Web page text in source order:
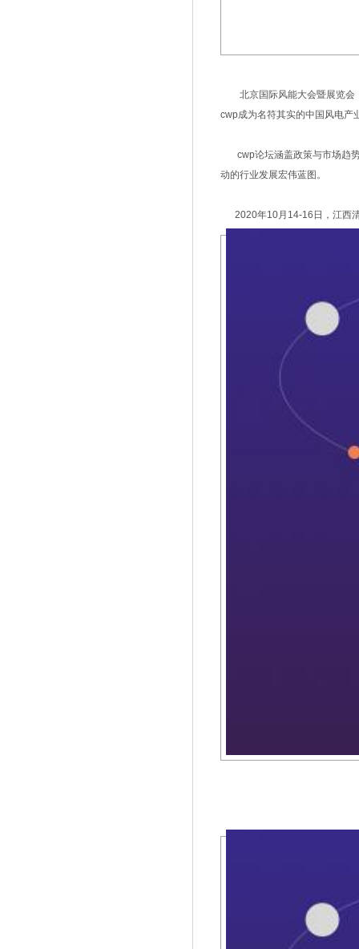
北京国际风能大会暨展览会（
cwp成为名符其实的中国风电产
cwp论坛涵盖政策与市场趋势
动的行业发展宏伟蓝图。
2020年10月14-16日，江西清